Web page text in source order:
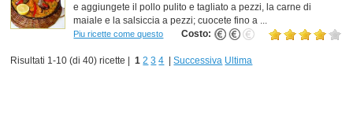
e aggiungete il pollo pulito e tagliato a pezzi, la carne di
maiale e la salsiccia a pezzi; cuocete fino a ...
Piu ricette come questo Costo:
Risultati 1-10 (di 40) ricette |12 3 4 |Successiva Ultima